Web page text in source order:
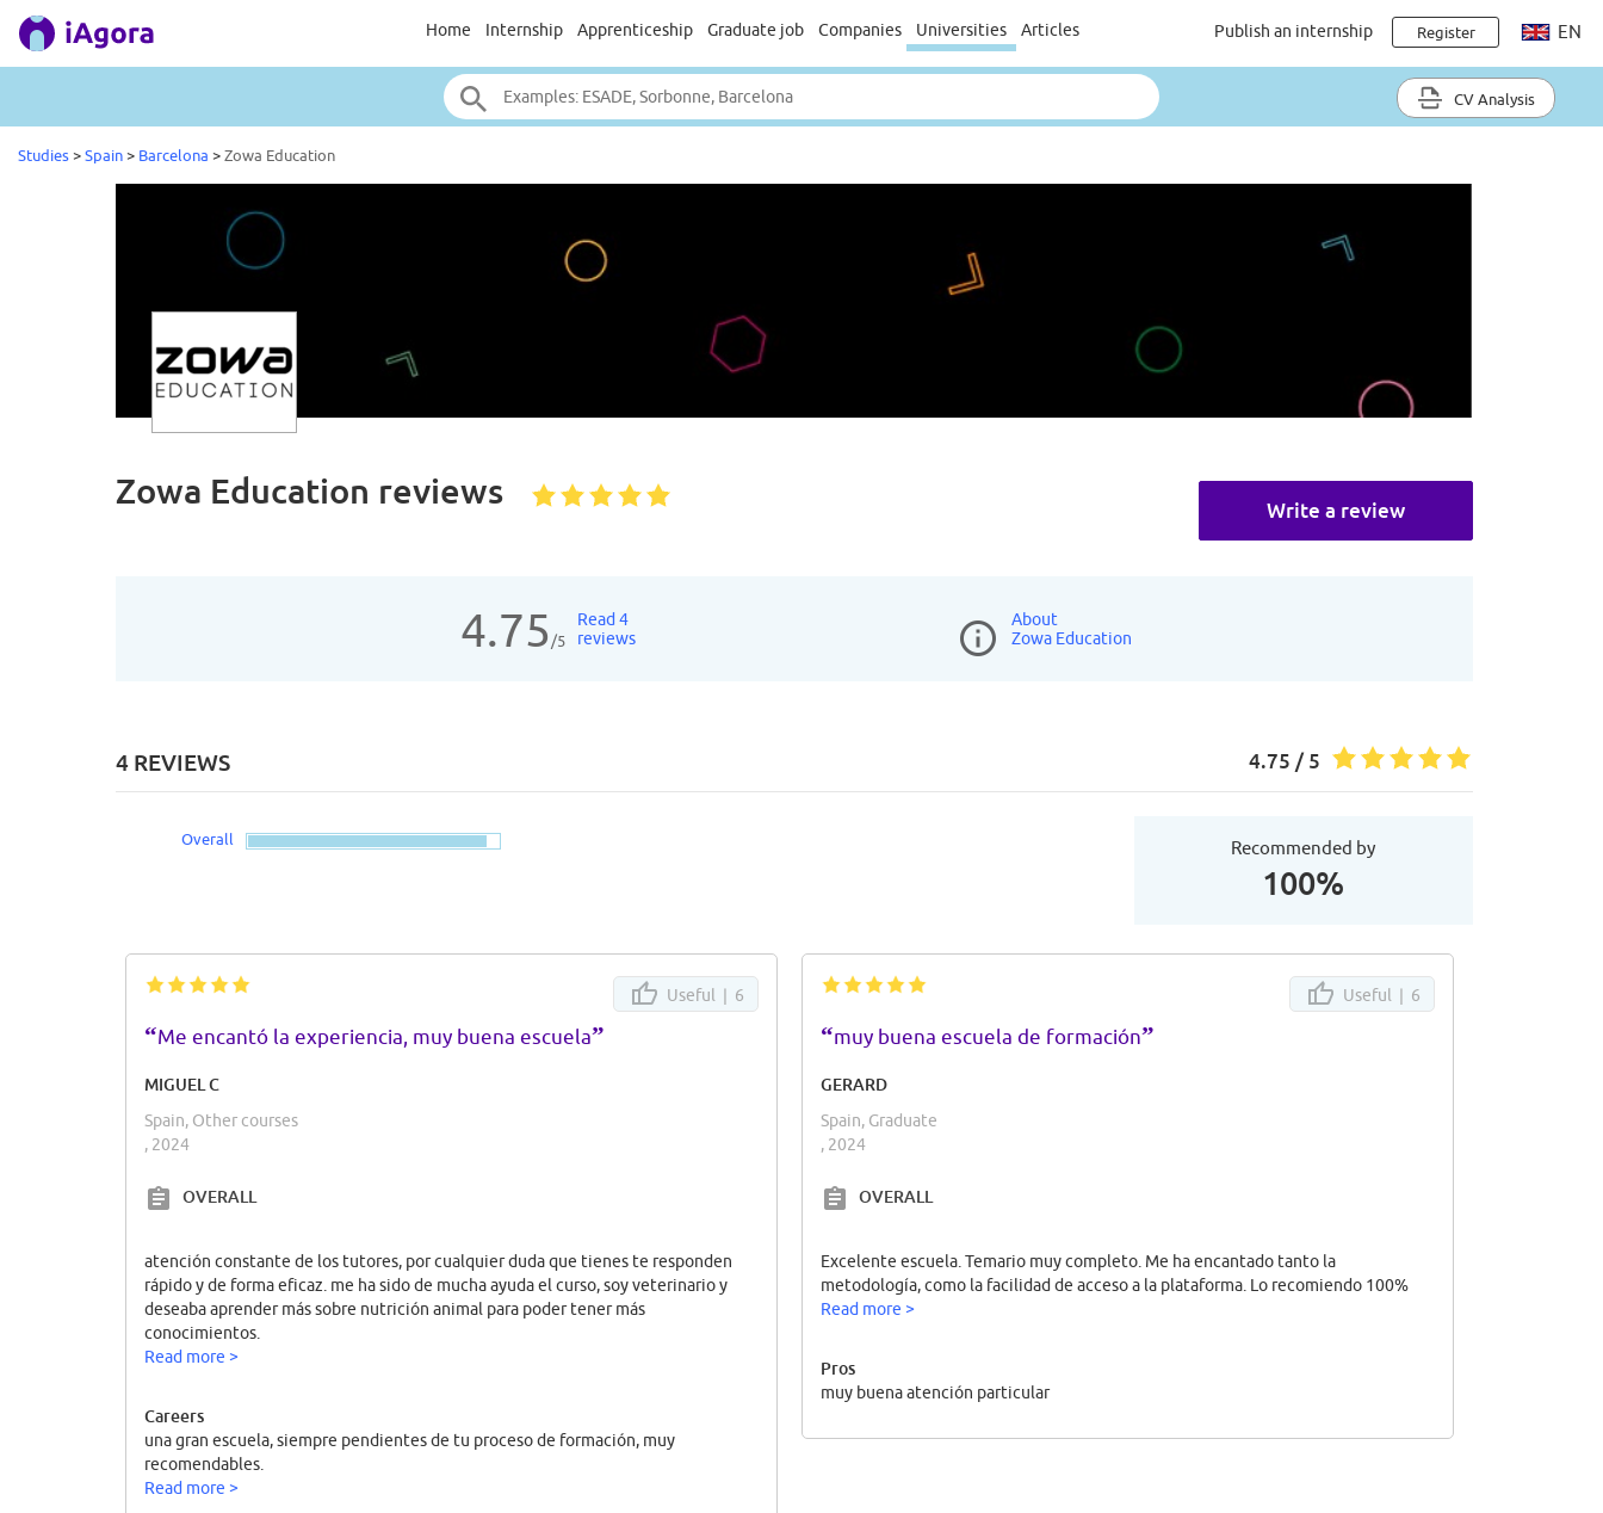
Home Internship Apprenticeship Graduate job Companies Universities Articles Publish an internship Register EN
CV Analysis
Studies>Spain> Barcelona >Zowa Education
Write a review
Zowa Education reviews
4.75 /5
Read 4
reviews
About
Zowa Education
4 REVIEWS 4.75 / 5
Recommended by
100%
Overall
Useful | 6
“Me encantó la experiencia, muy buena escuela”
MIGUEL C
Spain, Other courses
, 2024
OVERALL
atención constante de los tutores, por cualquier duda que tienes te responden
rápido y de forma eficaz. me ha sido de mucha ayuda el curso, soy veterinario y
deseaba aprender más sobre nutrición animal para poder tener más
conocimientos.
Read more >
Careers
una gran escuela, siempre pendientes de tu proceso de formación, muy
recomendables.
Read more >
Useful | 6
“muy buena escuela de formación”
GERARD
Spain, Graduate
, 2024
OVERALL
Excelente escuela. Temario muy completo. Me ha encantado tanto la
metodología, como la facilidad de acceso a la plataforma. Lo recomiendo 100%
Read more >
Pros
muy buena atención particular